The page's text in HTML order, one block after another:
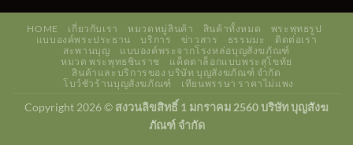
HOME เกี่ยวกับเรา หมวดหมู่สินค้า สินค้าทั้งหมด
พระพุทธรูป
แบบองค์พระประธาน
บริการ ข่าวสาร ธรรมมะ
ติดต่อเรา
สะพานบุญ
แบบองค์พระจากโรงหล่อบุญสังฆภัณฑ์
หมวด พระพุทธชินราช
แค็ตตาล็อกแบบพระสุโขทัย
สินค้าและบริการของ บริษัท บุญสังฆภัณฑ์ จำกัด
โบว์ชัวร้านบุญสังฆภัณฑ์
เทียนพรรษา ราคาไม่แพง
Copyright 2026 © สงวนลิขสิทธิ์ 1 มกราคม 2560 บริษัท บุญสังฆ
ภัณฑ์ จำกัด